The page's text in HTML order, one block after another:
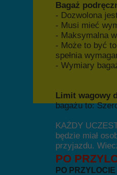
PO
PO
Bagaż
- Dozwolona
- Musi mieć
- Maksymalna
- Może to być
spełnia
- Wymiary
Limit wagowy
bagażu to:
KAŻDY
będzie miał
przyjazdu.